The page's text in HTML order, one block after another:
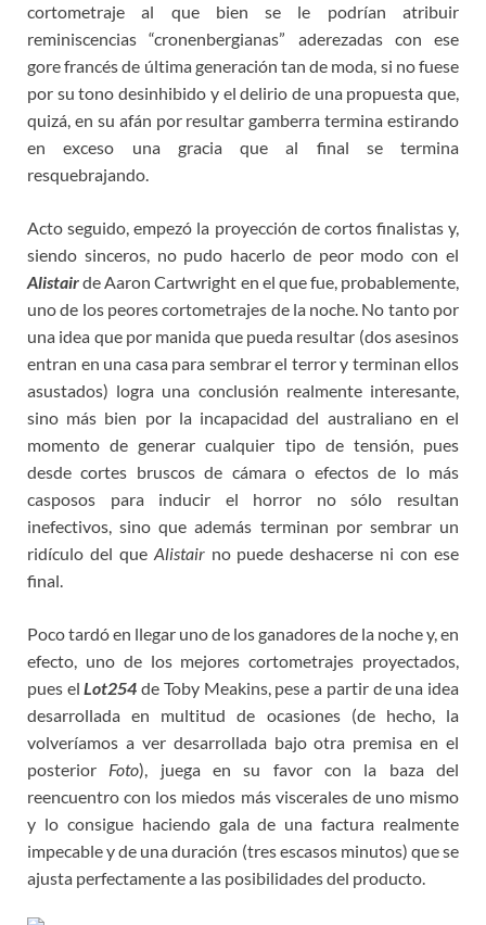
cortometraje al que bien se le podrían atribuir
reminiscencias “cronenbergianas” aderezadas con ese
gore francés de última generación tan de moda, si no fuese
por su tono desinhibido y el delirio de una propuesta que,
quizá, en su afán por resultar gamberra termina estirando
en exceso una gracia que al final se termina
resquebrajando.
Acto seguido, empezó la proyección de cortos finalistas y,
siendo sinceros, no pudo hacerlo de peor modo con el
Alistairde Aaron Cartwright en el que fue, probablemente,
uno de los peores cortometrajes de la noche. No tanto por
una idea que por manida que pueda resultar (dos asesinos
entran en una casa para sembrar el terror y terminan ellos
asustados) logra una conclusión realmente interesante,
sino más bien por la incapacidad del australiano en el
momento de generar cualquier tipo de tensión, pues
desde cortes bruscos de cámara o efectos de lo más
casposos para inducir el horror no sólo resultan
inefectivos, sino que además terminan por sembrar un
ridículo del queAlistairno puede deshacerse ni con ese
final.
Poco tardó en llegar uno de los ganadores de la noche y, en
efecto, uno de los mejores cortometrajes proyectados,
pues elLot254 de Toby Meakins, pese a partir de una idea
desarrollada en multitud de ocasiones (de hecho, la
volveríamos a ver desarrollada bajo otra premisa en el
posterior Foto), juega en su favor con la baza del
reencuentro con los miedos más viscerales de uno mismo
y lo consigue haciendo gala de una factura realmente
impecable y de una duración (tres escasos minutos) que se
ajusta perfectamente a las posibilidades del producto.